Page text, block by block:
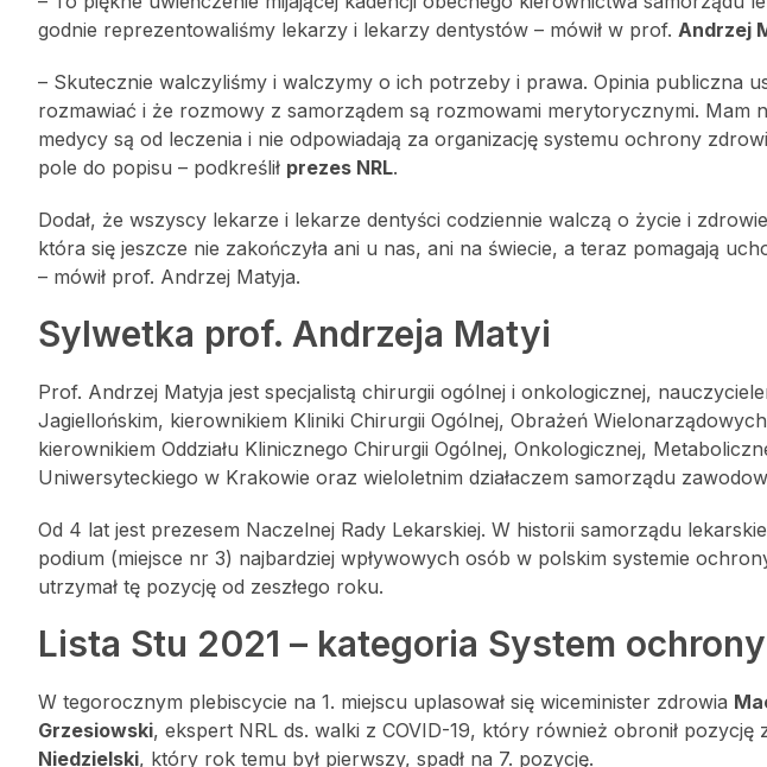
godnie reprezentowaliśmy lekarzy i lekarzy dentystów – mówił w prof. Andrzej
– Skutecznie walczyliśmy i walczymy o ich potrzeby i prawa. Opinia publiczna
rozmawiać i że rozmowy z samorządem są rozmowami merytorycznymi. Mam
medycy są od leczenia i nie odpowiadają za organizację systemu ochrony
pole do popisu – podkreślił prezes NRL.
Dodał, że wszyscy lekarze i lekarze dentyści codziennie walczą o życie i
która się jeszcze nie zakończyła ani u nas, ani na świecie, a teraz pomagają
– mówił prof. Andrzej Matyja.
Sylwetka prof. Andrzeja Matyi
Prof. Andrzej Matyja jest specjalistą chirurgii ogólnej i onkologicznej,
Jagiellońskim, kierownikiem Kliniki Chirurgii Ogólnej, Obrażeń
kierownikiem Oddziału Klinicznego Chirurgii Ogólnej, Onkologicznej,
Uniwersyteckiego w Krakowie oraz wieloletnim działaczem samorządu
Od 4 lat jest prezesem Naczelnej Rady Lekarskiej. W historii samorządu
podium (miejsce nr 3) najbardziej wpływowych osób w polskim systemie
utrzymał tę pozycję od zeszłego roku.
Lista Stu 2021 – kategoria System
W tegorocznym plebiscycie na 1. miejscu uplasował się wiceminister zdrowia
Grzesiowski, ekspert NRL ds. walki z COVID-19, który również obronił pozycję
Niedzielski, który rok temu był pierwszy, spadł na 7. pozycję.